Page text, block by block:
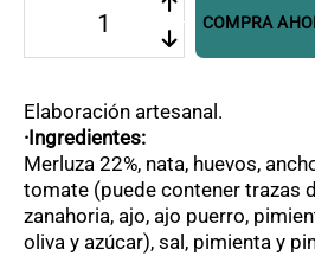
merluza
anchoa
cantidad
COMPRA
Elaboración artesanal.
·Ingredientes:
Merluza 22%, nata, huevos,
tomate (puede contener trazas
zanahoria, ajo, ajo puerro,
oliva y azúcar), sal, pimienta y